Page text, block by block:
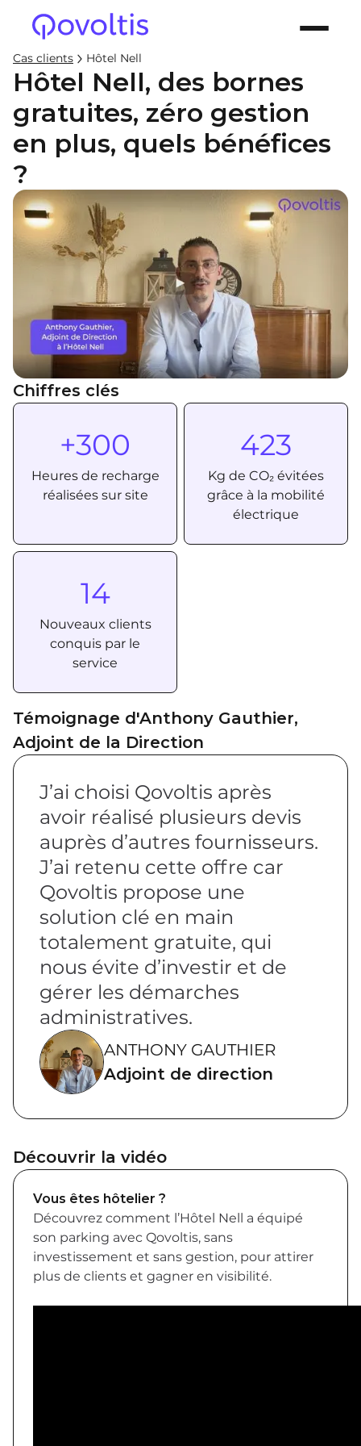
Cas clients Hôtel Nell
Hôtel Nell, des bornes
gratuites, zéro gestion
en plus, quels bénéfices
?
Chiffres clés
+300
Heures de recharge
réalisées sur site
423
Kg de CO₂ évitées
grâce à la mobilité
électrique
14
Nouveaux clients
conquis par le
service
Témoignage d'Anthony Gauthier,
Adjoint de la Direction
J’ai choisi Qovoltis après
avoir réalisé plusieurs devis
auprès d’autres fournisseurs.
J’ai retenu cette offre car
Qovoltis propose une
solution clé en main
totalement gratuite, qui
nous évite d’investir et de
gérer les démarches
administratives.
ANTHONY GAUTHIER
Adjoint de direction
Découvrir la vidéo
Vous êtes hôtelier ?
Découvrez comment l’Hôtel Nell a équipé
son parking avec Qovoltis, sans
investissement et sans gestion, pour attirer
plus de clients et gagner en visibilité.